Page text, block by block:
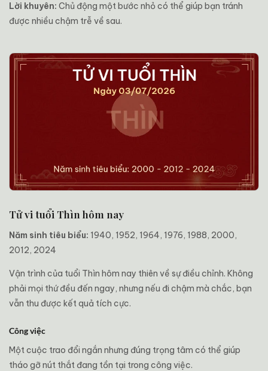
Lời khuyên: Chủ động một bước nhỏ có thể giúp bạn tránh
được nhiều chậm trễ về sau.
Tử vi tuổi Thìn hôm nay
Năm sinh tiêu biểu: 1940, 1952, 1964, 1976, 1988, 2000,
2012, 2024
Vận trình của tuổi Thìn hôm nay thiên về sự điều chỉnh. Không
phải mọi thứ đều đến ngay, nhưng nếu đi chậm mà chắc, bạn
vẫn thu được kết quả tích cực.
Công việc
Một cuộc trao đổi ngắn nhưng đúng trọng tâm có thể giúp
tháo gỡ nút thắt đang tồn tại trong công việc.